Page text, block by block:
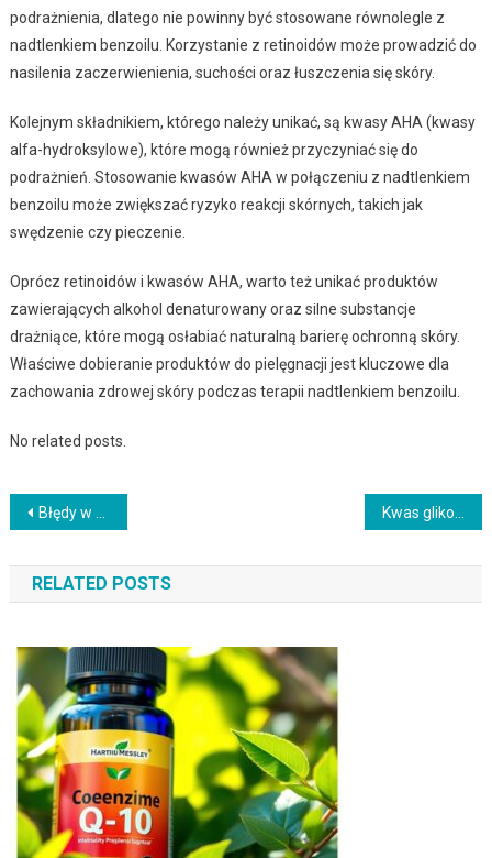
podrażnienia, dlatego nie powinny być stosowane równolegle z
nadtlenkiem benzoilu. Korzystanie z retinoidów może prowadzić do
nasilenia zaczerwienienia, suchości oraz łuszczenia się skóry.
Kolejnym składnikiem, którego należy unikać, są kwasy AHA (kwasy
alfa-hydroksylowe), które mogą również przyczyniać się do
podrażnień. Stosowanie kwasów AHA w połączeniu z nadtlenkiem
benzoilu może zwiększać ryzyko reakcji skórnych, takich jak
swędzenie czy pieczenie.
Oprócz retinoidów i kwasów AHA, warto też unikać produktów
zawierających alkohol denaturowany oraz silne substancje
drażniące, które mogą osłabiać naturalną barierę ochronną skóry.
Właściwe dobieranie produktów do pielęgnacji jest kluczowe dla
zachowania zdrowej skóry podczas terapii nadtlenkiem benzoilu.
No related posts.
Nawigacja
wpisu
Błędy w oczyszczaniu twarzy: co działa, jak stosować i kiedy zmienić plan
RELATED POSTS